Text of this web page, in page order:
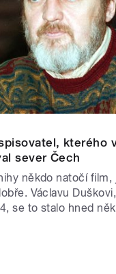
kterého
sever Čech
někdo natočí film,
Václavu
se to stalo hned